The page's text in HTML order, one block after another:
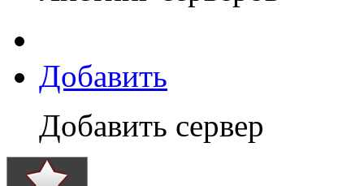
Добавить
Добавить сервер